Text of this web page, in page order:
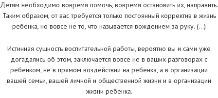
Детям необходимо вовремя помочь, вовремя остановить их, направить.
Таким образом, от вас требуется только постоянный корректив в жизнь
ребенка, но вовсе не то, что называется вождением за руку. (…)
Истинная сущность воспитательной работы, вероятно вы и сами уже
догадались об этом, заключается вовсе не в ваших разговорах с
ребенком, не в прямом воздействии на ребенка, а в организации
вашей семьи, вашей личной и общественной жизни и в организации
жизни ребенка.